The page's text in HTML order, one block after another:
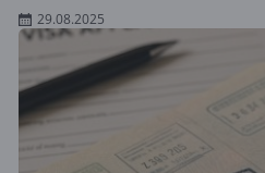
29.08.2025